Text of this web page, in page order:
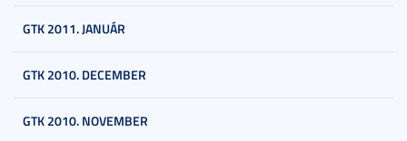
GTK 2011. JANUÁR
GTK 2010. DECEMBER
GTK 2010. NOVEMBER